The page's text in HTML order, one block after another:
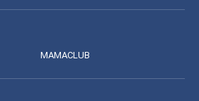
MAMACLUB